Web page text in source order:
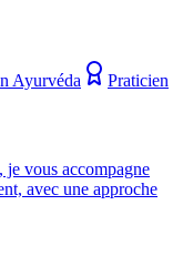
Ayurvéda
Praticien
je vous accompagne
avec une approche